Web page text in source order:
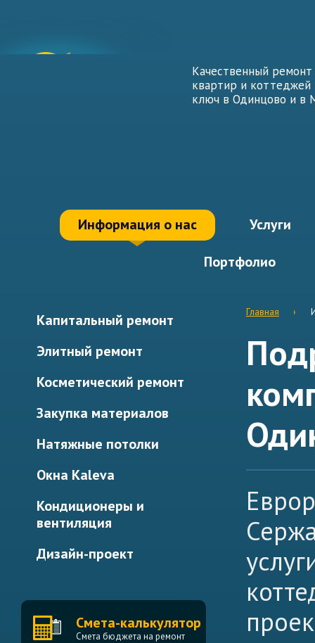
Качественный ремонт
квартир и коттеджей
ключ в Одинцово и в
Информация о нас Услуги
Портфолио
Капитальный ремонт
Элитный ремонт
Косметический ремонт
Закупка материалов
Натяжные потолки
Окна Kaleva
Кондиционеры и
вентиляция
Дизайн-проект
Смета-калькулятор
Смета бюджета на ремонт
Главная